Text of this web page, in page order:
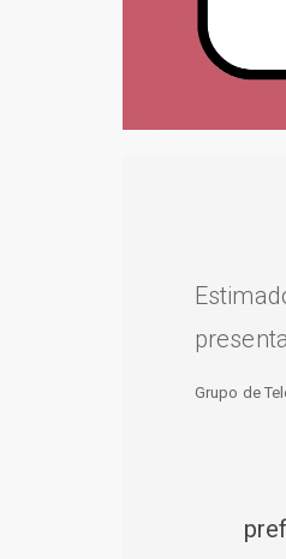
Grupo de